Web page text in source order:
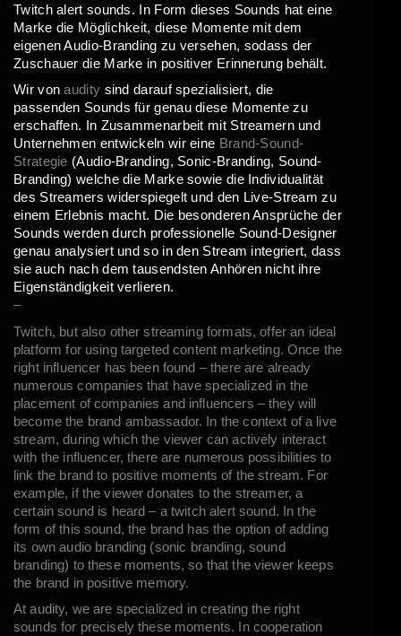
Twitch alert sounds. In Form dieses Sounds hat eine
Marke die Möglichkeit, diese Momente mit dem
eigenen Audio-Branding zu versehen, sodass der
Zuschauer die Marke in positiver Erinnerung behält.
Wir vonaudity sind darauf spezialisiert, die
passenden Sounds für genau diese Momente zu
erschaffen. In Zusammenarbeit mit Streamern und
Unternehmen entwickeln wir eine Brand-Sound-
Strategie (Audio-Branding, Sonic-Branding, Sound-
Branding) welche die Marke sowie die Individualität
des Streamers widerspiegelt und den Live-Stream zu
einem Erlebnis macht. Die besonderen Ansprüche der
Sounds werden durch professionelle Sound-Designer
genau analysiert und so in den Stream integriert, dass
sie auch nach dem tausendsten Anhören nicht ihre
Eigenständigkeit verlieren.
–
Twitch, but also other streaming formats, offer an ideal
platform for using targeted content marketing. Once the
right influencer has been found – there are already
numerous companies that have specialized in the
placement of companies and influencers – they will
become the brand ambassador. In the context of a live
stream, during which the viewer can actively interact
with the influencer, there are numerous possibilities to
link the brand to positive moments of the stream. For
example, if the viewer donates to the streamer, a
certain sound is heard – a twitch alert sound. In the
form of this sound, the brand has the option of adding
its ownaudio branding (sonic branding, sound
branding) to these moments, so that the viewer keeps
the brand in positive memory.
Ataudity, we are specialized in creating the right
sounds for precisely these moments. In cooperation